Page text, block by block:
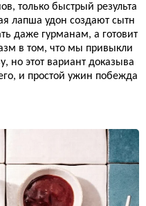
только быстрый результа
лапша удон создают сытн
даже гурманам, а готовит
в том, что мы привыкли
но этот вариант доказыва
и простой ужин побежда